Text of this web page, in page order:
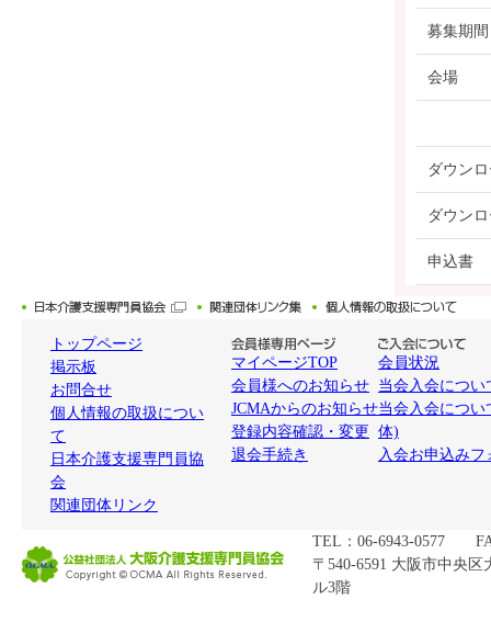
募集期間
会場
ダウン
ダウン
申込書
トップページ
掲示板
お問合せ
個人情報の取扱につい
て
日本介護支援専門員協
会
関連団体リンク
マイページTOP
会員様へのお知らせ
JCMAからのお知らせ
登録内容確認・変更
退会手続き
会員状況
当会入会につい
当会入会につい
体)
入会お申込みフ
TEL：06-6943-0577
〒540-6591 大阪市中央
ル3階